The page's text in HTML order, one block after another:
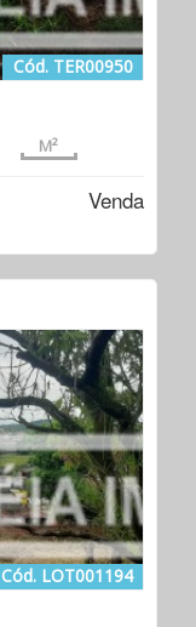
Cód. TER00950
M²
Venda
Cód. LOT001194